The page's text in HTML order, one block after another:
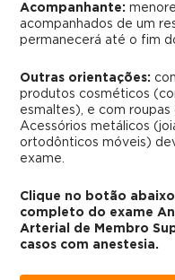
Acompanhante:
acompanhados de um
permanecerá até o fim
Outras orientações:
produtos cosméticos
esmaltes), e com
Acessórios metálicos
ortodônticos móveis)
exame.
Clique no botão
completo do exame
Arterial de Membro
casos com anestesia.